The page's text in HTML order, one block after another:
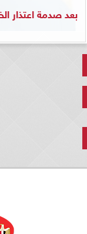
بعد صدمة اعتذار